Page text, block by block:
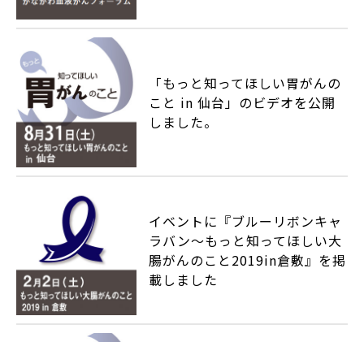
「もっと知ってほしい胃がんの
こと in 仙台」のビデオを公開
しました。
イベントに『ブルーリボンキャ
ラバン～もっと知ってほしい大
腸がんのこと2019in倉敷』を掲
載しました